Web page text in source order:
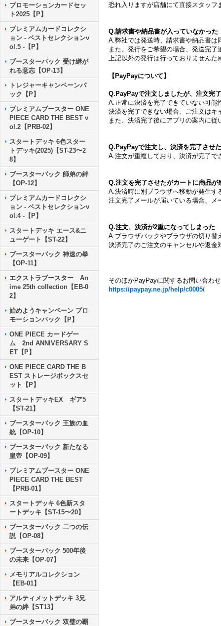
プロモーションカードセッ
ト2025【P】
プレミアムカードコレクシ
ョン - ベストセレクションv
ol.5 -【P】
ブースターパック 受け継が
れる意志【OP-13】
トレジャーキャンペーンパ
ック【P】
プレミアムブースター ONE
PIECE CARD THE BEST v
ol.2【PRB-02】
スタートデッキ 6色スター
トデッキ(2025)【ST-23〜2
8】
ブースターパック 師弟の絆
【OP-12】
プレミアムカードコレクシ
ョン - ベストセレクションv
ol.4 -【P】
スタートデッキ エース&ニ
ューゲート【ST-22】
ブースターパック 神速の拳
【OP-11】
エクストラブースター An
ime 25th collection【EB-0
2】
始めようキャンペーン プロ
モーションパック【P】
ONE PIECE カードゲー
ム 2nd ANNIVERSARY S
ET【P】
ONE PIECE CARD THE B
EST ストレージボックスセ
ット【P】
スタートデッキEX ギア5
【ST-21】
ブースターパック 王族の血
統【OP-10】
ブースターパック 新たなる
皇帝【OP-09】
プレミアムブースター ONE
PIECE CARD THE BEST
【PRB-01】
スタートデッキ 6色新スタ
ートデッキ【ST-15〜20】
ブースターパック 二つの伝
説【OP-08】
ブースターパック 500年後
の未来【OP-07】
メモリアルコレクション
【EB-01】
アルティメットデッキ 3兄
弟の絆【ST13】
ブースターパック 双璧の覇
恐れ入りますが店舗にて直接スタッフ
Q.請求書や納品書が入っていなかった
A.弊社では発送時、請求書や納品書は
また、発行をご希望の場合、発送完
上記以外の発行は行っておりませんた
【PayPayについて】
Q.PayPayで注文しましたが、注文完
A.正常に決済を完了できていない可能
決済を完了できない場合、ご注文はキ
また、決済完了後にアプリの案内に
Q.PayPayで注文し、決済を完了させ
A.注文が重複しており、決済が完了
Q.注文を完了させたがカートに商品が
A.決済時に別ブラウザへ移動が発生
注文完了メールが届いている場合、
Q.注文、決済が2重になってしまった
A.ブラウザバックやブラウザの切り
決済完了のご注文のキャンセルや返
そのほかPayPayに関するお問い合わ
https://paypay.ne.jp/help/c0005/